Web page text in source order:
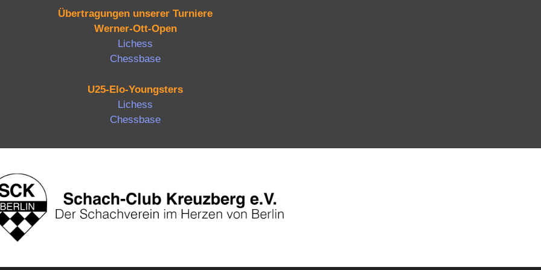
Übertragungen unserer Turniere
Werner-Ott-Open
Lichess
Chessbase
U25-Elo-Youngsters
Lichess
Chessbase